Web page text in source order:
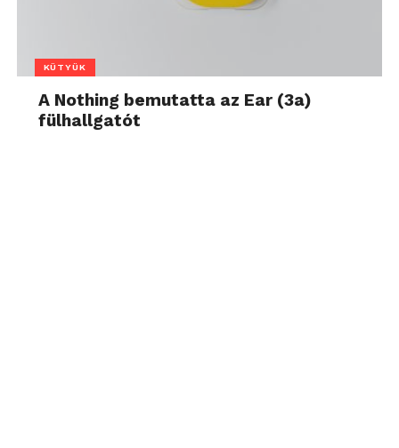
KÜTYÜK
A Nothing bemutatta az Ear (3a)
fülhallgatót